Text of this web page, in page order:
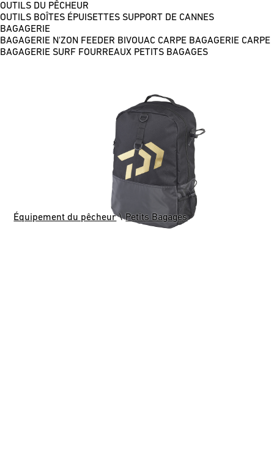
OUTILS DU PÊCHEUR
OUTILS BOÎTES ÉPUISETTES SUPPORT DE CANNES
BAGAGERIE
BAGAGERIE N'ZON FEEDER BIVOUAC CARPE BAGAGERIE CARPE
BAGAGERIE SURF FOURREAUX PETITS BAGAGES
Équipement du pêcheur\Petits Bagages